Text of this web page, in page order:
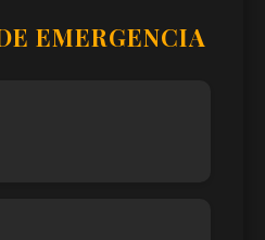
EMERGENCIA